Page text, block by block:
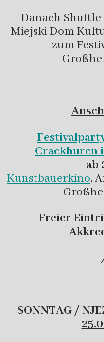
Danach
Miejski Dom
zum
Crackhuren
ab
Kunstbauerkino,
Freier
SONNTAG /